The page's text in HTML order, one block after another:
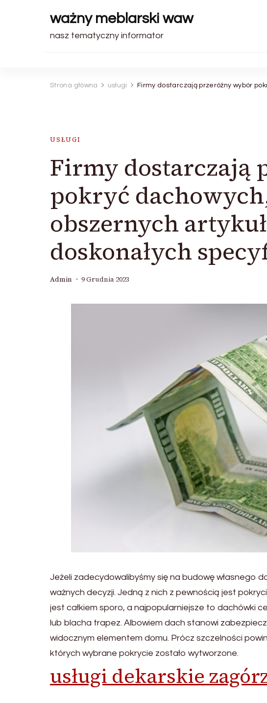
ważny meblarski waw
nasz tematyczny informator
Strona główna usługi Firmy dostarczają przeróżny wybór
USŁUGI
Firmy dostarczają
pokryć
obszernych
doskonałych
Admin 9 Grudnia 2023
Jeżeli zadecydowalibyśmy się na budowę własnego
ważnych decyzji. Jedną z nich z pewnością jest
jest całkiem sporo, a najpopularniejsze to dachówki
lub blacha trapez. Albowiem dach stanowi
widocznym elementem domu. Prócz szczelności
których wybrane pokrycie zostało wytworzone.
usługi dekarskie